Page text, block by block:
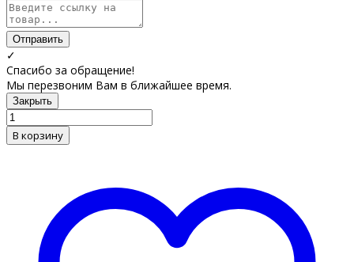
Отправить
✓
Спасибо за обращение!
Мы перезвоним Вам в ближайшее время.
Закрыть
В корзину